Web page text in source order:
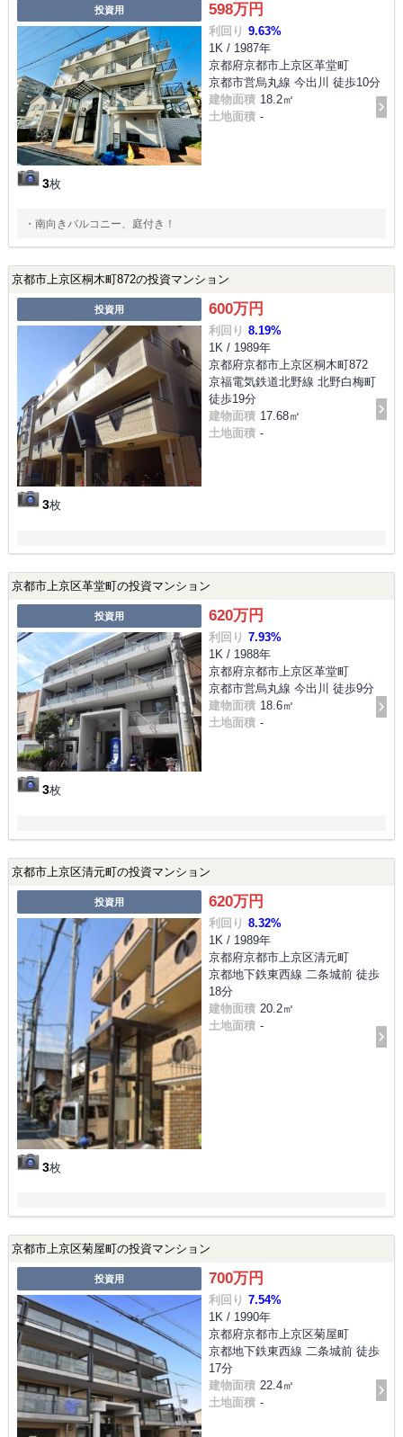
投資用
3枚
598万円
利回り 9.63%
1K / 1987年
京都府京都市上京区革堂町
京都市営烏丸線 今出川 徒歩10分
建物面積 18.2㎡
土地面積 -
・南向きバルコニー、庭付き！
京都市上京区桐木町872の投資マンション
投資用
3枚
600万円
利回り 8.19%
1K / 1989年
京都府京都市上京区桐木町872
京福電気鉄道北野線 北野白梅町
徒歩19分
建物面積 17.68㎡
土地面積 -
京都市上京区革堂町の投資マンション
投資用
3枚
620万円
利回り 7.93%
1K / 1988年
京都府京都市上京区革堂町
京都市営烏丸線 今出川 徒歩9分
建物面積 18.6㎡
土地面積 -
京都市上京区清元町の投資マンション
投資用
3枚
620万円
利回り 8.32%
1K / 1989年
京都府京都市上京区清元町
京都地下鉄東西線 二条城前 徒歩
18分
建物面積 20.2㎡
土地面積 -
京都市上京区菊屋町の投資マンション
投資用 700万円
利回り 7.54%
1K / 1990年
京都府京都市上京区菊屋町
京都地下鉄東西線 二条城前 徒歩
17分
建物面積 22.4㎡
土地面積 -